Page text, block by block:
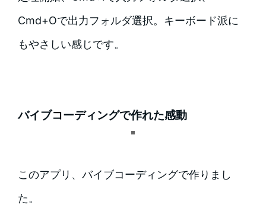
Cmd+Oで出力フォルダ選択。キーボード派に
もやさしい感じです。
バイブコーディングで作れた感動
このアプリ、バイブコーディングで作りまし
た。